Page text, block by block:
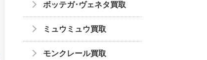
ボッテガ･ヴェネタ買取
ミュウミュウ買取
モンクレール買取